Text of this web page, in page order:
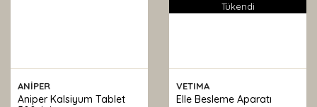
ANİPER
Aniper Kalsiyum Tablet
Tükendi
VETIMA
Elle Besleme Aparatı